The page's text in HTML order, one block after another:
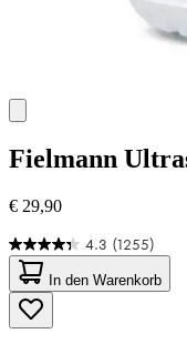
Fielmann
€ 29,90
4.3 (1255)
4.3
von
5
Sternen.
1255
In den Warenkorb